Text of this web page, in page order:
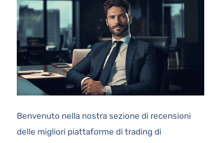
Benvenuto nella nostra sezione di recensioni
delle migliori piattaforme di trading di